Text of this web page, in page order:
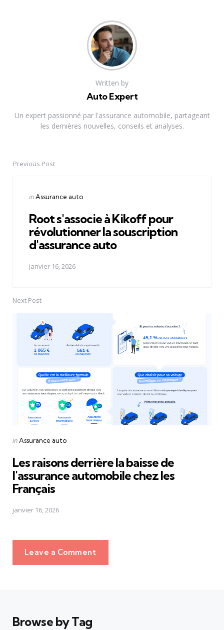
Written by
Auto Expert
Un expert passionné par l'assurance automobile, partageant
les dernières nouvelles, conseils et analyses.
PostPrevious Post
Posted
inAssurance auto
Root s'associe à Kikoff pour
révolutionner la souscription
d'assurance auto
janvier 16, 2026
Next Post
Posted
inAssurance auto
Les raisons derrière la baisse de
l'assurance automobile chez les
Français
janvier 16, 2026
Leave a Comment
Browse by Tag